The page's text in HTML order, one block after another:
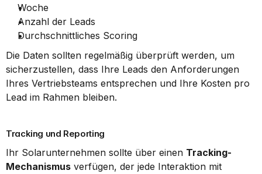
Woche
Anzahl der Leads
Durchschnittliches Scoring
Die Daten sollten regelmäßig überprüft werden, um
sicherzustellen, dass Ihre Leads den Anforderungen
Ihres Vertriebsteams entsprechen und Ihre Kosten pro
Lead im Rahmen bleiben.
Tracking und Reporting
Ihr Solarunternehmen sollte über einen Tracking-
Mechanismus verfügen, der jede Interaktion mit